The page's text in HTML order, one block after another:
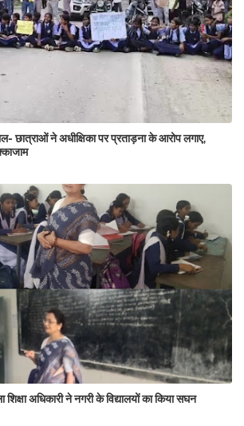
छात्राओं ने अधीक्षिका पर प्रताड़ना के आरोप लगाए,
अधिकारी ने नगरी के विद्यालयों का किया सघन